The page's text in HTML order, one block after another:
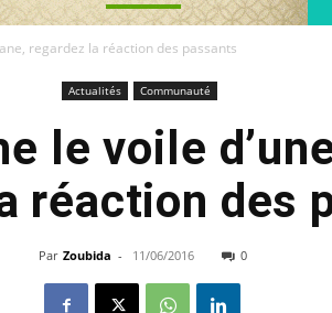
regardez la réaction des passants
Actualités Communauté
le voile
réaction des
Par Zoubida - 11/06/2016 0